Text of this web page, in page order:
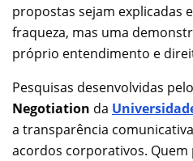
propostas sejam explicadas
fraqueza, mas uma
próprio entendimento e
Pesquisas desenvolvidas pelo
Negotiation da
a transparência
acordos corporativos. Quem